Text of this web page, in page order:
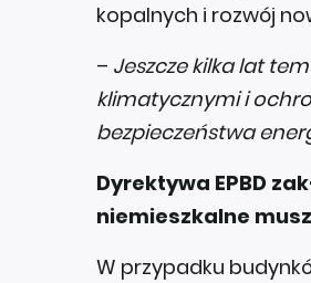
kopalnych i rozwój
– Jeszcze kilka lat
klimatycznymi i
bezpieczeństwa
Dyrektywa EPBD
niemieszkalne
W przypadku